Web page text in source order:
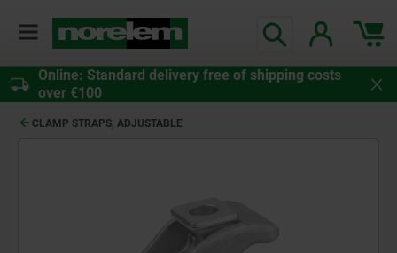
Online: Standard delivery free of shipping costs
over €100
CLAMP STRAPS, ADJUSTABLE